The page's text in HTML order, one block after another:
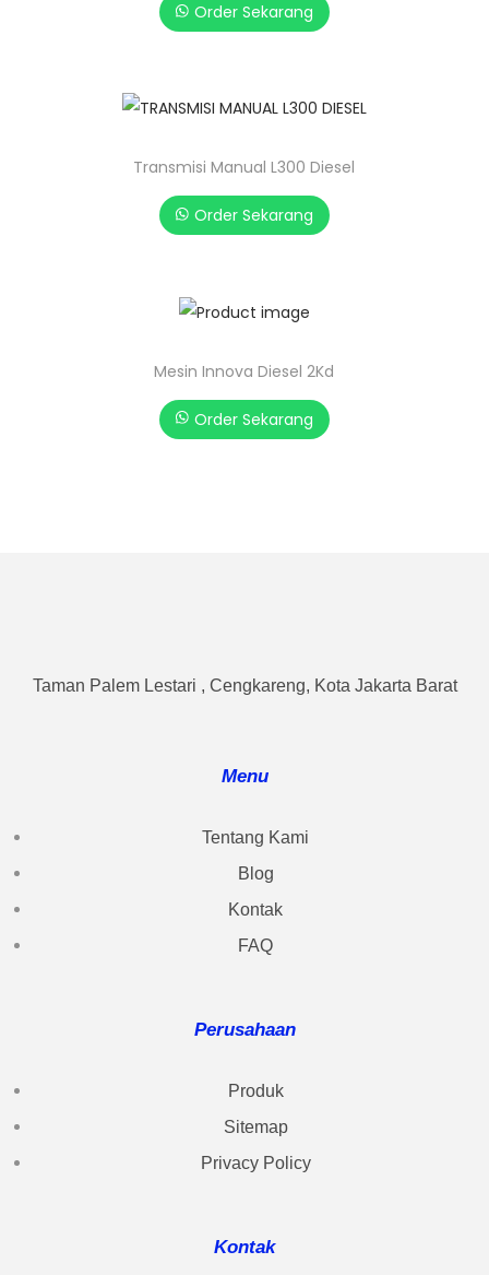
Order Sekarang
Transmisi Manual L300 Diesel
Order Sekarang
Mesin Innova Diesel 2Kd
Order Sekarang
Taman Palem Lestari , Cengkareng, Kota Jakarta Barat
Menu
Tentang Kami
Blog
Kontak
FAQ
Perusahaan
Produk
Sitemap
Privacy Policy
Kontak